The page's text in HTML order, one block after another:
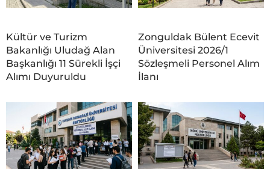
Kültür ve Turizm
Bakanlığı Uludağ Alan
Başkanlığı 11 Sürekli İşçi
Alımı Duyuruldu
Zonguldak Bülent Ecevit
Üniversitesi 2026/1
Sözleşmeli Personel Alım
İlanı